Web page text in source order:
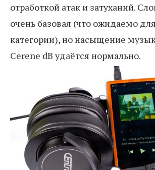
отработкой атак и затуханий.
очень базовая (что ожидаемо
категории), но насыщение
Cerene dB удаётся нормально.